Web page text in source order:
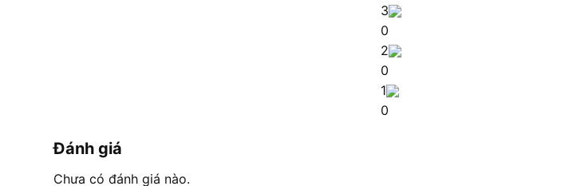
3
0
2
0
1
0
Đánh giá
Chưa có đánh giá nào.